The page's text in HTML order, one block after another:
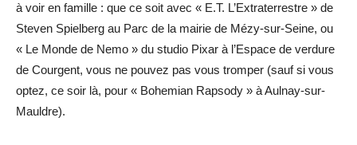
à voir en famille : que ce soit avec « E.T. L’Extraterrestre » de
Steven Spielberg au Parc de la mairie de Mézy-sur-Seine, ou
« Le Monde de Nemo » du studio Pixar à l’Espace de verdure
de Courgent, vous ne pouvez pas vous tromper (sauf si vous
optez, ce soir là, pour « Bohemian Rapsody » à ­Aulnay-sur-
Mauldre).